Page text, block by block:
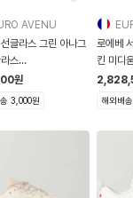
AVENU
글라스 그린 아나그
스
원
3,000원
로에베
킨 미디
해외배